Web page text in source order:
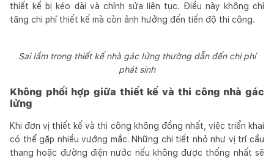
thiết kế bị kéo dài và chỉnh sửa liên tục. Điều này không chỉ
tăng chi phí thiết kế mà còn ảnh hưởng đến tiến độ thi công.
Sai lầm trong thiết kế nhà gác lửng thường dẫn đến chi phí
phát sinh
Không phối hợp giữa thiết kế và thi công nhà gác
lửng
Khi đơn vị thiết kế và thi công không đồng nhất, việc triển khai
có thể gặp nhiều vướng mắc. Những chi tiết nhỏ như vị trí cầu
thang hoặc đường điện nước nếu không được thống nhất sẽ